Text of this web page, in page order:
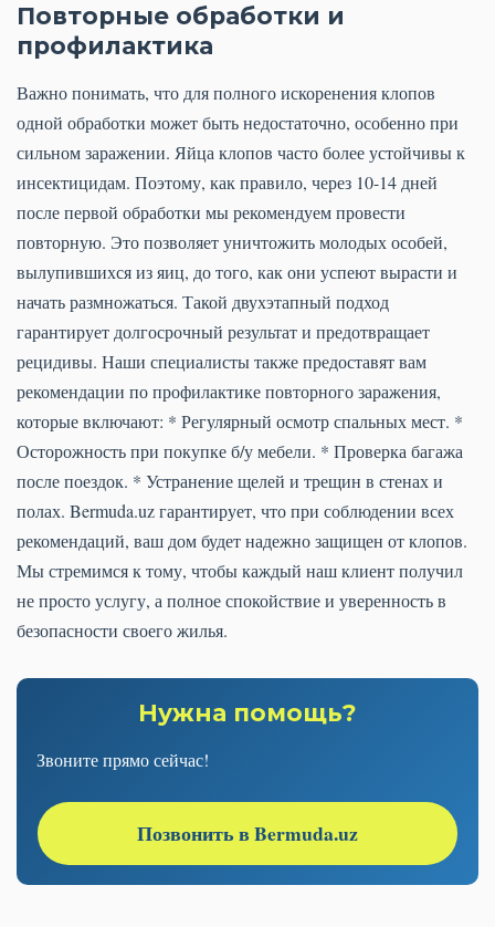
Повторные обработки и
профилактика
Важно понимать, что для полного искоренения клопов
одной обработки может быть недостаточно, особенно при
сильном заражении. Яйца клопов часто более устойчивы к
инсектицидам. Поэтому, как правило, через 10-14 дней
после первой обработки мы рекомендуем провести
повторную. Это позволяет уничтожить молодых особей,
вылупившихся из яиц, до того, как они успеют вырасти и
начать размножаться. Такой двухэтапный подход
гарантирует долгосрочный результат и предотвращает
рецидивы. Наши специалисты также предоставят вам
рекомендации по профилактике повторного заражения,
которые включают: * Регулярный осмотр спальных мест. *
Осторожность при покупке б/у мебели. * Проверка багажа
после поездок. * Устранение щелей и трещин в стенах и
полах. Bermuda.uz гарантирует, что при соблюдении всех
рекомендаций, ваш дом будет надежно защищен от клопов.
Мы стремимся к тому, чтобы каждый наш клиент получил
не просто услугу, а полное спокойствие и уверенность в
безопасности своего жилья.
Нужна помощь?
Звоните прямо сейчас!
Позвонить в Bermuda.uz